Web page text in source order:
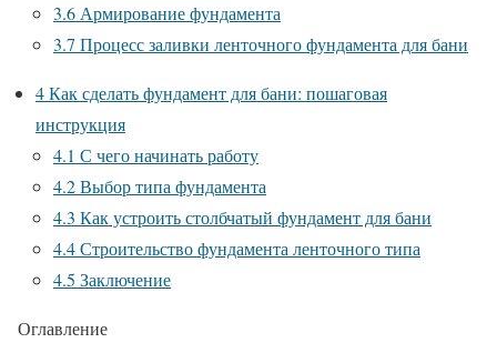
3.6 Армирование фундамента
3.7 Процесс заливки ленточного фундамента для бани
4Как сделать фундамент для бани: пошаговая
инструкция
4.1 С чего начинать работу
4.2Выбор типа фундамента
4.3 Как устроить столбчатый фундамент для бани
4.4Строительство фундамента ленточного типа
4.5 Заключение
Оглавление